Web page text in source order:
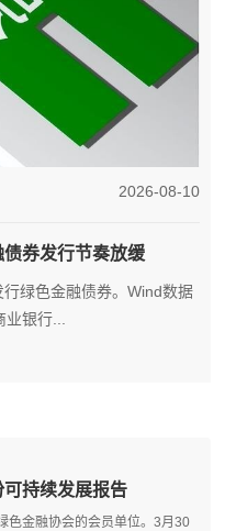
2026-08-10
债券发行节奏放缓
绿色金融债券。Wind数据
银行...
可持续发展报告
色金融协会的会员单位。3月30